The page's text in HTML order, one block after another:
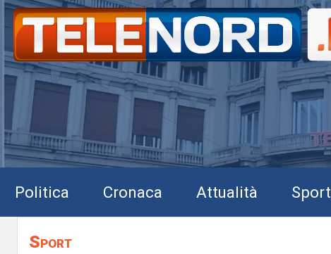
Politica Cronaca Attualità Sport
Sport